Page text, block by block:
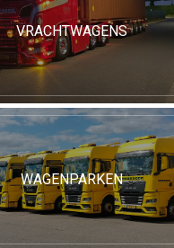
VRACHTWAGENS
WAGENPARKEN